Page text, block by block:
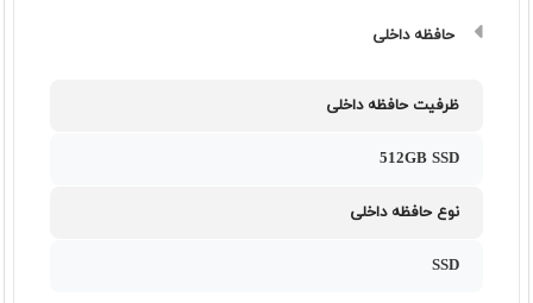
حافظه داخلی
ظرفیت حافظه داخلی
512GB SSD
نوع حافظه داخلی
SSD